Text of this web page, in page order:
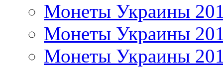
Монеты Украины
Монеты Украины
Монеты Украины